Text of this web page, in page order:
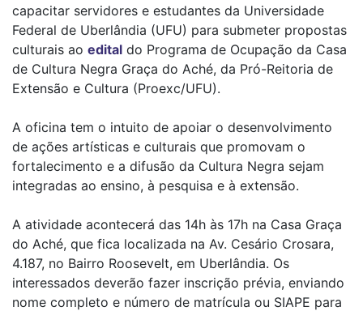
capacitar servidores e estudantes da Universidade
Federal de Uberlândia (UFU) para submeter propostas
culturais ao edital do Programa de Ocupação da Casa
de Cultura Negra Graça do Aché, da Pró-Reitoria de
Extensão e Cultura (Proexc/UFU).
A oficina tem o intuito de apoiar o desenvolvimento
de ações artísticas e culturais que promovam o
fortalecimento e a difusão da Cultura Negra sejam
integradas ao ensino, à pesquisa e à extensão.
A atividade acontecerá das 14h às 17h na Casa Graça
do Aché, que fica localizada na Av. Cesário Crosara,
4.187, no Bairro Roosevelt, em Uberlândia. Os
interessados deverão fazer inscrição prévia, enviando
nome completo e número de matrícula ou SIAPE para